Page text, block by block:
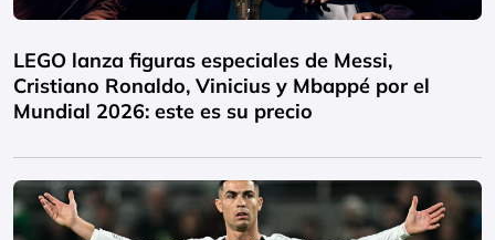
LEGO lanza figuras especiales de Messi,
Cristiano Ronaldo, Vinicius y Mbappé por el
Mundial 2026: este es su precio